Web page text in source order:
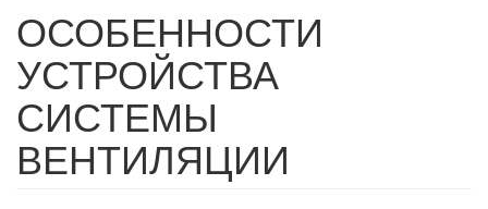
ОСОБЕННОСТИ
УСТРОЙСТВА
СИСТЕМЫ
ВЕНТИЛЯЦИИ